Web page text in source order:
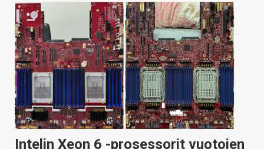
Intelin Xeon 6 -prosessorit vuotojen